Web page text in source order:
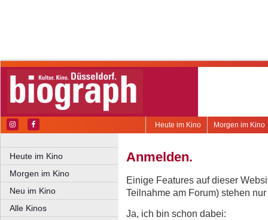
Morgen im Kino
Heute im Kino
Heute im Kino
Morgen im Kino
Neu im Kino
Alle Kinos
Anmelden.
Einige Features auf dieser
Teilnahme am Forum) stehen
Ja, ich bin schon dabei: